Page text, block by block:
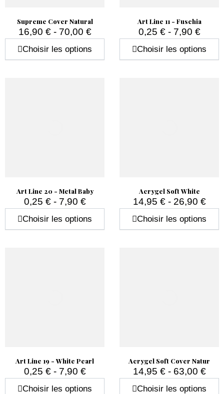
Supreme Cover Natural
16,90 € - 70,00 €
Choisir les options
Art Line 11 - Fuschia
0,25 € - 7,90 €
Choisir les options
Art Line 20 - Metal Baby
0,25 € - 7,90 €
Choisir les options
Acrygel Soft White
14,95 € - 26,90 €
Choisir les options
Art Line 19 - White Pearl
0,25 € - 7,90 €
Choisir les options
Acrygel Soft Cover Natur
14,95 € - 63,00 €
Choisir les options